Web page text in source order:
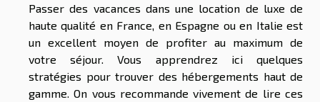
Passer des vacances dans une location de luxe de
haute qualité en France, en Espagne ou en Italie est
un excellent moyen de profiter au maximum de
votre séjour. Vous apprendrez ici quelques
stratégies pour trouver des hébergements haut de
gamme. On vous recommande vivement de lire ces